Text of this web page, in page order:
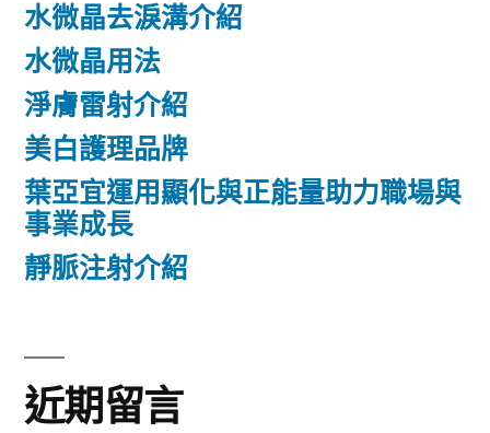
水微晶去淚溝介紹
水微晶用法
淨膚雷射介紹
美白護理品牌
葉亞宜運用顯化與正能量助力職場與
事業成長
靜脈注射介紹
近期留言